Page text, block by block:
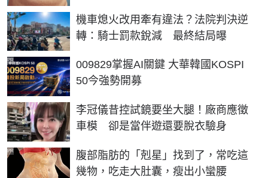
機車熄火改用牽有違法？法院判決逆
轉：騎士罰款銳減 最終結局曝
009829掌握AI關鍵 大華韓國KOSPI
50今強勢開募
PR
李冠儀昔控試鏡要坐大腿！廠商應徵
車模 卻是當伴遊還要脫衣驗身
腹部脂肪的「剋星」找到了，常吃這
幾物，吃走大肚囊，瘦出小蠻腰
PR